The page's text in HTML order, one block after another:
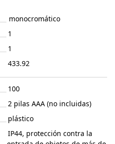
monocromático
1
1
433.92
100
2 pilas AAA (no incluidas)
plástico
IP44, protección contra la